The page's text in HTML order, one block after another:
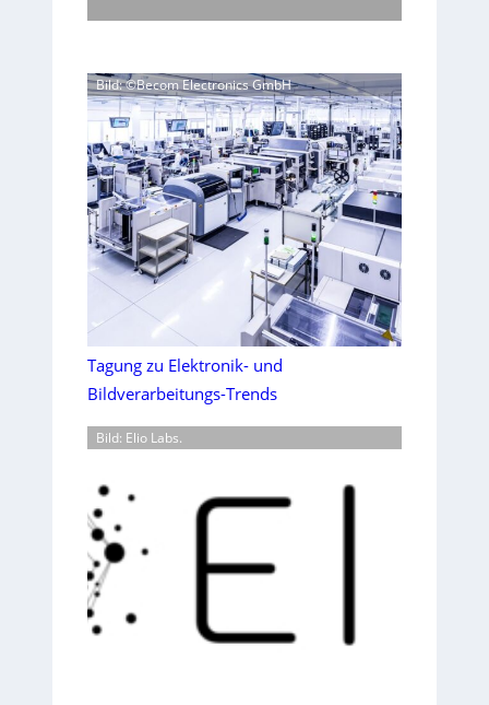
Bild: ©Becom Electronics GmbH
Tagung zu Elektronik- und
Bildverarbeitungs-Trends
Bild: Elio Labs.